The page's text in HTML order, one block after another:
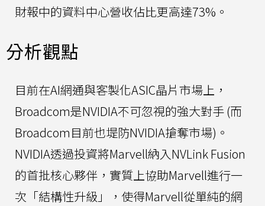
財報中的資料中心營收佔比更高達73%。
分析觀點
目前在AI網通與客製化ASIC晶片市場上，
Broadcom是NVIDIA不可忽視的強大對手 (而
Broadcom目前也堤防NVIDIA搶奪市場)。
NVIDIA透過投資將Marvell納入NVLink Fusion
的首批核心夥伴，實質上協助Marvell進行一
次「結構性升級」，使得Marvell從單純的網